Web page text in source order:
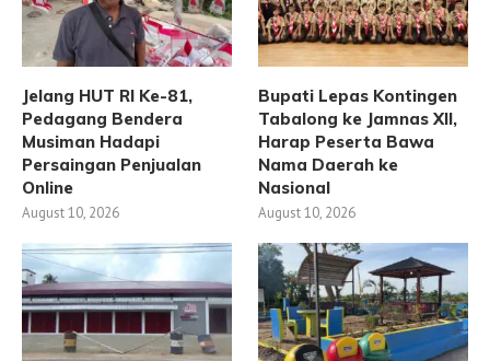
Jelang HUT RI Ke-81,
Pedagang Bendera
Musiman Hadapi
Persaingan Penjualan
Online
August 10, 2026
Bupati Lepas Kontingen
Tabalong ke Jamnas XII,
Harap Peserta Bawa
Nama Daerah ke
Nasional
August 10, 2026